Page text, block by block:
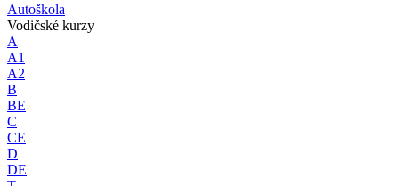
Autoškola
Vodičské kurzy
A
A1
A2
B
BE
C
CE
D
DE